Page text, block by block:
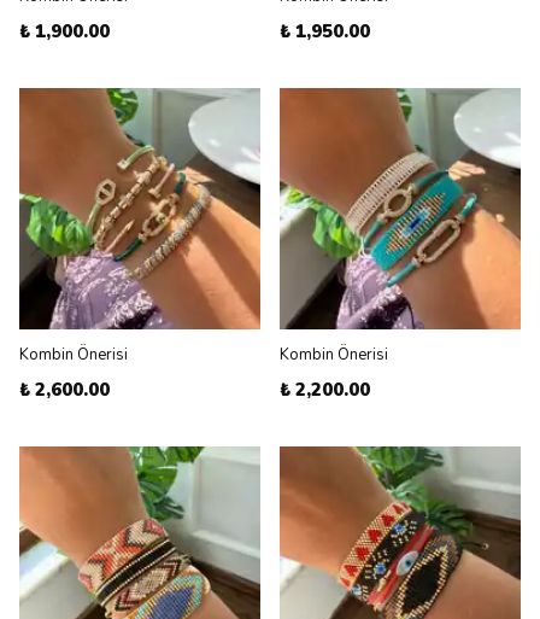
₺ 1,900.00 ₺ 1,950.00
Kombin Önerisi
₺ 2,600.00
Kombin Önerisi
₺ 2,200.00